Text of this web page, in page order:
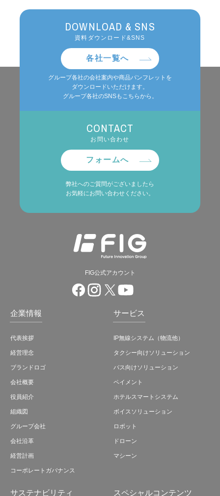
DOWNLOAD & SNS
資料ダウンロード&SNS
各社一覧へ
グループ各社の会社案内や商品パンフレットを
ダウンロードいただけます。
グループ各社のSNSもこちらから。
CONTACT
お問い合わせ
フォームへ
弊社へのご質問がございましたら
お気軽にお問い合わせください。
FIG公式アカウント
企業情報
代表挨拶
経営理念
ブランドロゴ
会社概要
役員紹介
組織図
グループ会社
会社沿革
経営計画
コーポレートガバナンス
サービス
IP無線システム（物流他）
タクシー向けソリューション
バス向けソリューション
ペイメント
ホテルスマートシステム
ボイスソリューション
ロボット
ドローン
マシーン
サステナビリティ スペシャルコンテンツ